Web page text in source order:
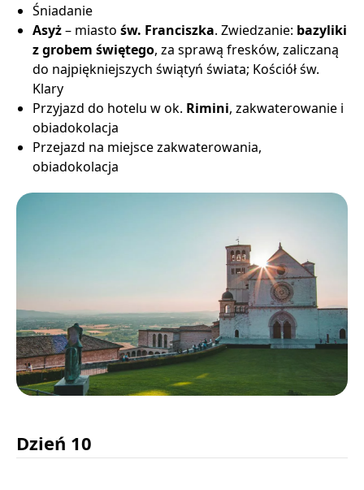
Śniadanie
Asyż– miasto św. Franciszka. Zwiedzanie: bazyliki
z grobem świętego, za sprawą fresków, zaliczaną
do najpiękniejszych świątyń świata; Kościół św.
Klary
Przyjazd do hotelu w ok. Rimini, zakwaterowanie i
obiadokolacja
Przejazd na miejsce zakwaterowania,
obiadokolacja
Dzień 10